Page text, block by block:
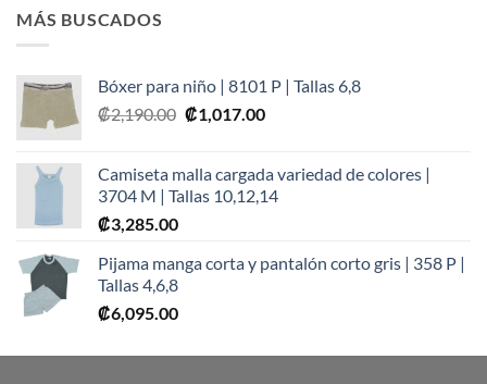
MÁS BUSCADOS
Bóxer para niño | 8101 P | Tallas 6,8
₡2,190.00 Original
₡2,190.00.
₡1,017.00Current
₡1,017.00.
Camiseta malla cargada variedad de colores |
3704 M | Tallas 10,12,14
₡3,285.00
Pijama manga corta y pantalón corto gris | 358 P |
Tallas 4,6,8
₡6,095.00